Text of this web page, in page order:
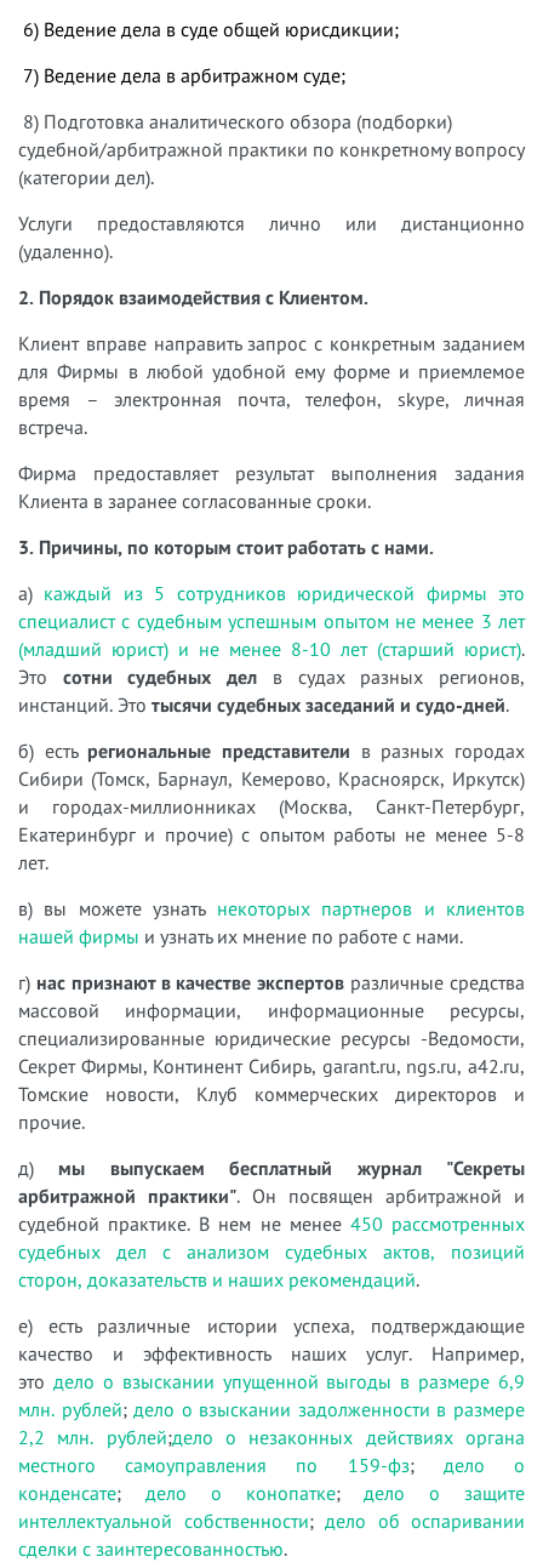
6) Ведение дела в суде общей юрисдикции;
7) Ведение дела в арбитражном суде;
8) Подготовка аналитического обзора (подборки)
судебной/арбитражной практики по конкретному вопросу
(категории дел).
Услуги предоставляются лично или дистанционно
(удаленно).
2. Порядок взаимодействия с Клиентом.
Клиент вправе направить запрос с конкретным заданием
для Фирмы в любой удобной ему форме и приемлемое
время – электронная почта, телефон, skype, личная
встреча.
Фирма предоставляет результат выполнения задания
Клиента в заранее согласованные сроки.
3. Причины, по которым стоит работать с нами.
а) каждый из 5 сотрудников юридической фирмы это
специалист с судебным успешным опытом не менее 3 лет
(младший юрист) и не менее 8-10 лет (старший юрист).
Это сотни судебных дел в судах разных регионов,
инстанций. Это тысячи судебных заседаний и судо-дней.
б) есть региональные представители в разных городах
Сибири (Томск, Барнаул, Кемерово, Красноярск, Иркутск)
и городах-миллионниках (Москва, Санкт-Петербург,
Екатеринбург и прочие) с опытом работы не менее 5-8
лет.
в) вы можете узнать некоторых партнеров и клиентов
нашей фирмы и узнать их мнение по работе с нами.
г) нас признают в качестве экспертов различные средства
массовой информации, информационные ресурсы,
специализированные юридические ресурсы -Ведомости,
Секрет Фирмы, Континент Сибирь, garant.ru, ngs.ru, a42.ru,
Томские новости, Клуб коммерческих директоров и
прочие.
д) мы выпускаем бесплатный журнал "Секреты
арбитражной практики". Он посвящен арбитражной и
судебной практике. В нем не менее 450 рассмотренных
судебных дел с анализом судебных актов, позиций
сторон, доказательств и наших рекомендаций.
е) есть различные истории успеха, подтверждающие
качество и эффективность наших услуг. Например,
это дело о взыскании упущенной выгоды в размере 6,9
млн. рублей;дело о взыскании задолженности в размере
2,2 млн. рублей;дело о незаконных действиях органа
местного самоуправления по 159-фз; дело о
конденсате; дело о конопатке;дело о защите
интеллектуальной собственности; дело об оспаривании
сделки с заинтересованностью.